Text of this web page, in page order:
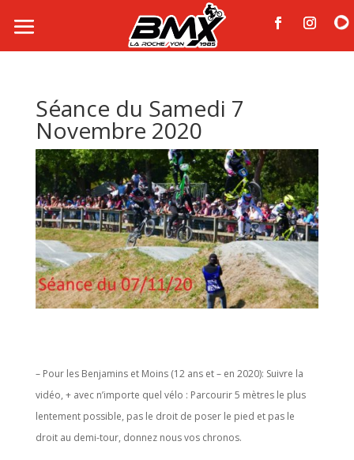
Séance du Samedi 7
Novembre 2020
– Pour les Benjamins et Moins (12 ans et – en 2020): Suivre la
vidéo, + avec n’importe quel vélo : Parcourir 5 mètres le plus
lentement possible, pas le droit de poser le pied et pas le
droit au demi-tour, donnez nous vos chronos.